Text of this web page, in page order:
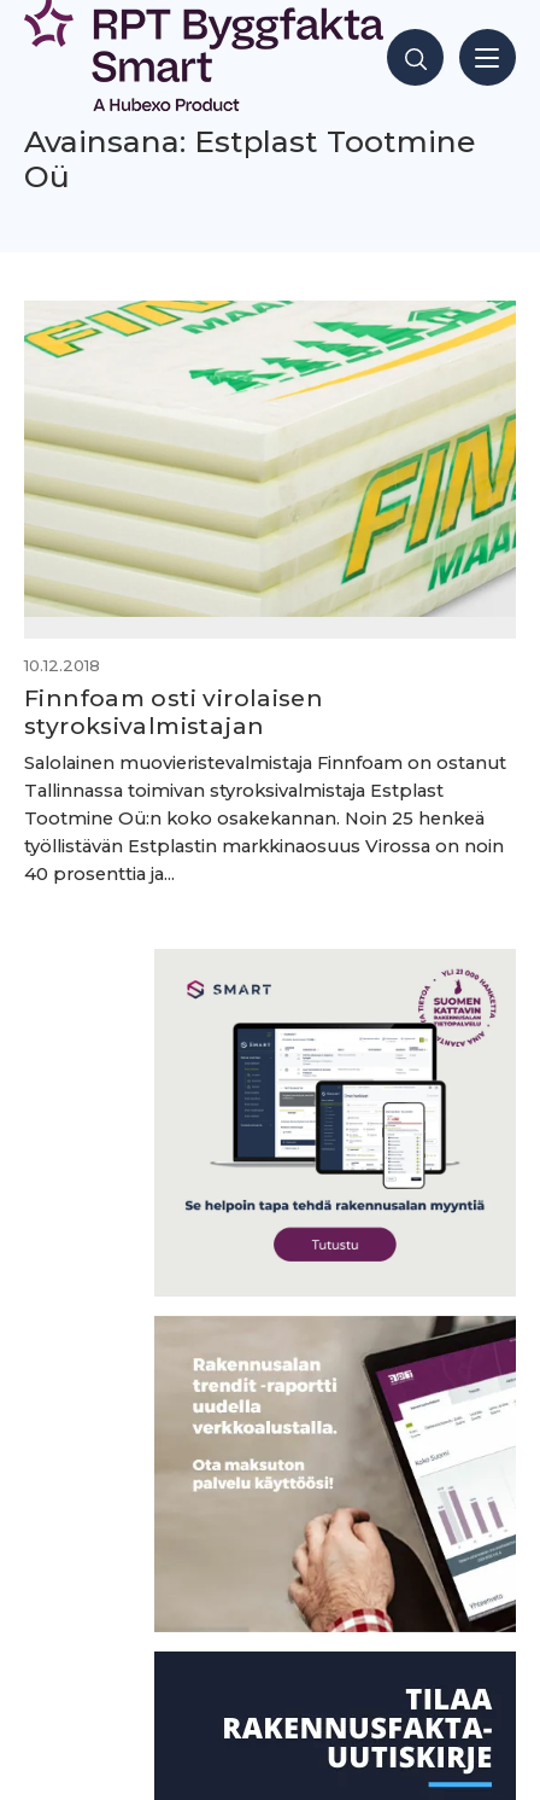
Siirry
sisältöön
Hae sisältöjä
Avainsana: Estplast Tootmine
Oü
10.12.2018
Finnfoam osti virolaisen
styroksivalmistajan
Salolainen muovieristevalmistaja Finnfoam on ostanut
Tallinnassa toimivan styroksivalmistaja Estplast
Tootmine Oü:n koko osakekannan. Noin 25 henkeä
työllistävän Estplastin markkinaosuus Virossa on noin
40 prosenttia ja...